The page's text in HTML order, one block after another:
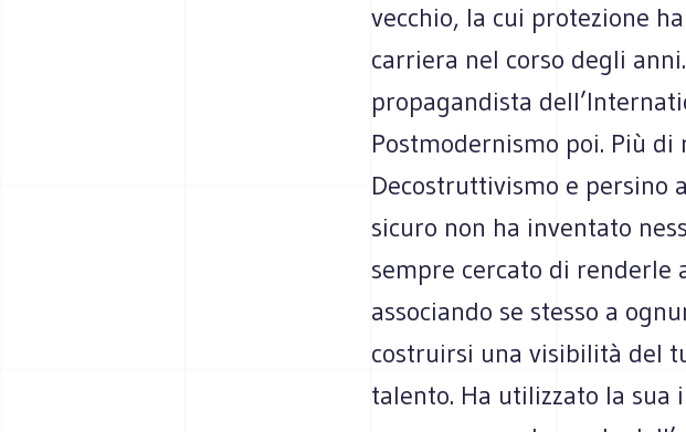
vecchio, la cui protezione
carriera nel corso degli
propagandista
Postmodernismo poi. Più
Decostruttivismo e persino
sicuro non ha inventato
sempre cercato di renderle
associando se stesso a
costruirsi una visibilità del
talento. Ha utilizzato la sua